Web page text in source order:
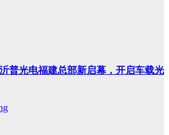
普光电福建总部新启幕，开启车载光